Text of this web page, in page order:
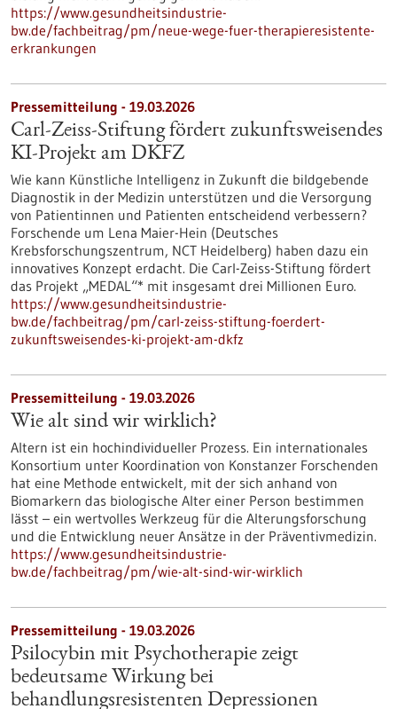
https://www.gesundheitsindustrie-
bw.de/fachbeitrag/pm/neue-wege-fuer-therapieresistente-
erkrankungen
Pressemitteilung - 19.03.2026
Carl-Zeiss-Stiftung fördert zukunftsweisendes
KI-Projekt am DKFZ
Wie kann Künstliche Intelligenz in Zukunft die bildgebende
Diagnostik in der Medizin unterstützen und die Versorgung
von Patientinnen und Patienten entscheidend verbessern?
Forschende um Lena Maier-Hein (Deutsches
Krebsforschungszentrum, NCT Heidelberg) haben dazu ein
innovatives Konzept erdacht. Die Carl-Zeiss-Stiftung fördert
das Projekt „MEDAL“* mit insgesamt drei Millionen Euro.
https://www.gesundheitsindustrie-
bw.de/fachbeitrag/pm/carl-zeiss-stiftung-foerdert-
zukunftsweisendes-ki-projekt-am-dkfz
Pressemitteilung - 19.03.2026
Wie alt sind wir wirklich?
Altern ist ein hochindividueller Prozess. Ein internationales
Konsortium unter Koordination von Konstanzer Forschenden
hat eine Methode entwickelt, mit der sich anhand von
Biomarkern das biologische Alter einer Person bestimmen
lässt – ein wertvolles Werkzeug für die Alterungsforschung
und die Entwicklung neuer Ansätze in der Präventivmedizin.
https://www.gesundheitsindustrie-
bw.de/fachbeitrag/pm/wie-alt-sind-wir-wirklich
Pressemitteilung - 19.03.2026
Psilocybin mit Psychotherapie zeigt
bedeutsame Wirkung bei
behandlungsresistenten Depressionen